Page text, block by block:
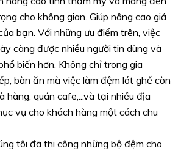
cho không gian. Giúp nâng cao giá
bạn. Với những ưu điểm trên, việc
càng được nhiều người tin dùng và
biến hơn. Không chỉ trong gia
bàn ăn mà việc làm đệm lót ghế còn
hàng, quán cafe,...và tại nhiều địa
vụ cho khách hàng một cách chu
tôi đã thi công những bộ đệm cho